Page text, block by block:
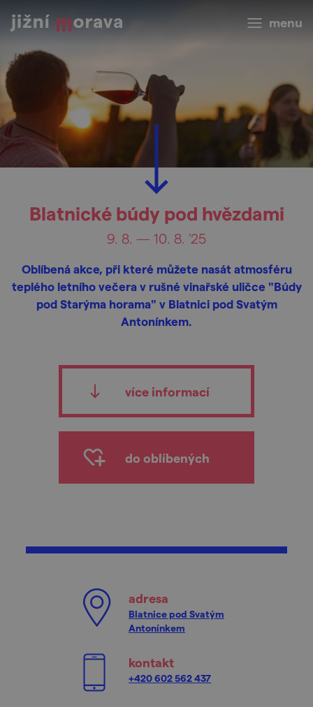
menu
Blatnické búdy pod hvězdami
9. 8. — 10. 8. '25
Oblíbená akce, při které můžete nasát atmosféru
teplého letního večera v rušné vinařské uličce "Búdy
pod Starýma horama" v Blatnici pod Svatým
Antonínkem.
více informací
do oblíbených
adresa
Blatnice pod Svatým
Antonínkem
kontakt
+420 602 562 437